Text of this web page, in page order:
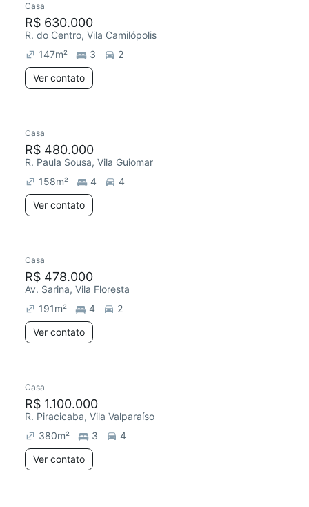
Casa
R$ 630.000
R. do Centro, Vila Camilópolis
147m² 3
2
Ver contato
Casa
R$ 480.000
R. Paula Sousa, Vila Guiomar
158m² 4
4
Ver contato
Casa
R$ 478.000
Av. Sarina, Vila Floresta
191m² 4
2
Ver contato
Casa
R$ 1.100.000
R. Piracicaba, Vila Valparaíso
380m² 3
4
Ver contato